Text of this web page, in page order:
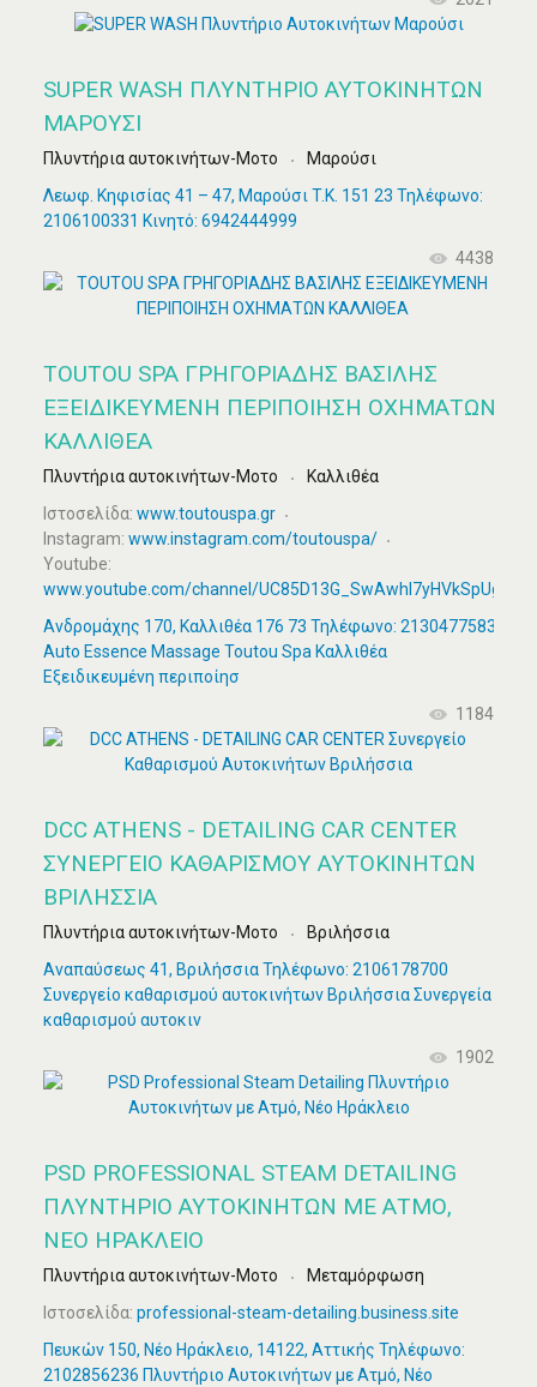
SUPER WASH ΠΛΥΝΤΉΡΙΟ ΑΥΤΟΚΙΝΉΤΩΝ
ΜΑΡΟΎΣΙ
Πλυντήρια αυτοκινήτων-Μοτο
Μαρούσι
Λεωφ. Κηφισίας 41 – 47, Μαρούσι T.K. 151 23 Τηλέφωνο:
2106100331 Κινητό: 6942444999
4438
TOUTOU SPA ΓΡΗΓΟΡΙΑΔΗΣ ΒΑΣΙΛΗΣ
ΕΞΕΙΔΙΚΕΥΜΕΝΗ ΠΕΡΙΠΟΙΗΣΗ ΟΧΗΜΑΤΩΝ
ΚΑΛΛΙΘΕΑ
Πλυντήρια αυτοκινήτων-Μοτο
Καλλιθέα
Ιστοσελίδα: www.toutouspa.gr
Instagram: www.instagram.com/toutouspa/
Youtube:
www.youtube.com/channel/UC85D13G_SwAwhl7yHVkSpUg
Ανδρομάχης 170, Καλλιθέα 176 73 Τηλέφωνο: 2130477583
Auto Essence Massage Toutou Spa Καλλιθέα
Εξειδικευμένη περιποίησ
1184
DCC ATHENS - DETAILING CAR CENTER
ΣΥΝΕΡΓΕΊΟ ΚΑΘΑΡΙΣΜΟΎ ΑΥΤΟΚΙΝΉΤΩΝ
ΒΡΙΛΉΣΣΙΑ
Πλυντήρια αυτοκινήτων-Μοτο
Βριλήσσια
Αναπαύσεως 41, Βριλήσσια Τηλέφωνο: 2106178700
Συνεργείο καθαρισμού αυτοκινήτων Βριλήσσια Συνεργεία
καθαρισμού αυτοκιν
1902
PSD PROFESSIONAL STEAM DETAILING
ΠΛΥΝΤΉΡΙΟ ΑΥΤΟΚΙΝΉΤΩΝ ΜΕ ΑΤΜΌ,
ΝΈΟ ΗΡΆΚΛΕΙΟ
Πλυντήρια αυτοκινήτων-Μοτο
Μεταμόρφωση
Ιστοσελίδα: professional-steam-detailing.business.site
Πευκών 150, Νέο Ηράκλειο, 14122, Αττικής Τηλέφωνο:
2102856236 Πλυντήριο Αυτοκινήτων με Ατμό, Νέο